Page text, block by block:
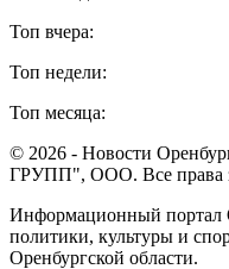
Топ вчера:
Топ недели:
Топ месяца:
© 2026 - Новости
ГРУПП", ООО. Все права
Информационный портал
политики, культуры и
Оренбургской области.